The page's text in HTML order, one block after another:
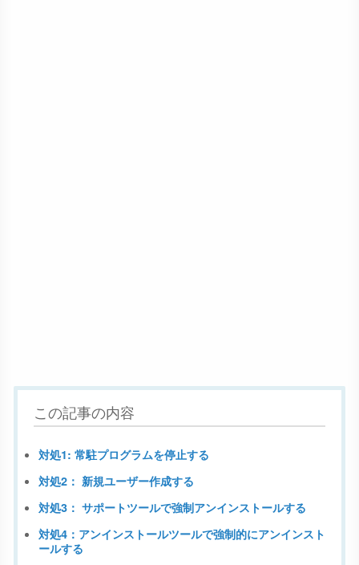
この記事の内容
対処1: 常駐プログラムを停止する
対処2： 新規ユーザー作成する
対処3： サポートツールで強制アンインストールする
対処4：アンインストールツールで強制的にアンインスト
ールする